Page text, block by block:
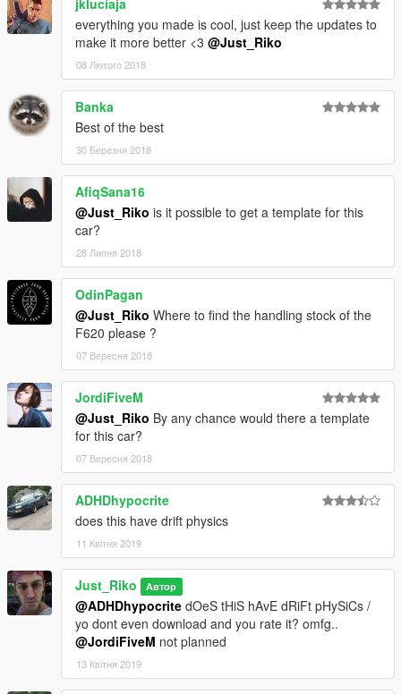
jkluciaja
everything you made is cool, just keep the updates to
make it more better <3 @Just_Riko
08 Лютого 2018
Banka
Best of the best
30 Березня 2018
AfiqSana16
@Just_Riko is it possible to get a template for this
car?
28 Липня 2018
OdinPagan
@Just_Riko Where to find the handling stock of the
F620 please ?
07 Вересня 2018
JordiFiveM
@Just_Riko By any chance would there a template
for this car?
07 Вересня 2018
ADHDhypocrite
does this have drift physics
11 Квітня 2019
Just_Riko Автор
@ADHDhypocrite dOeS tHiS hAvE dRiFt pHySiCs /
yo dont even download and you rate it? omfg..
@JordiFiveM not planned
13 Квітня 2019